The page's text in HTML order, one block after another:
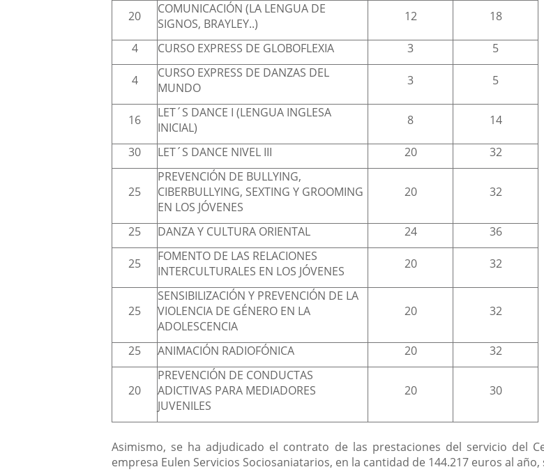
20
COMUNICACIÓN (LA LENGUA DE
SIGNOS, BRAYLEY..)
12 18
4 CURSO EXPRESS DE GLOBOFLEXIA 3 5
4
CURSO EXPRESS DE DANZAS DEL
MUNDO
3 5
16
LET´S DANCE I (LENGUA INGLESA
INICIAL)
8 14
30 LET´S DANCE NIVEL III 20 32
25
PREVENCIÓN DE BULLYING,
CIBERBULLYING, SEXTING Y GROOMING
EN LOS JÓVENES
20 32
25 DANZA Y CULTURA ORIENTAL 24 36
25
FOMENTO DE LAS RELACIONES
INTERCULTURALES EN LOS JÓVENES
20 32
25
SENSIBILIZACIÓN Y PREVENCIÓN DE LA
VIOLENCIA DE GÉNERO EN LA
ADOLESCENCIA
20 32
25 ANIMACIÓN RADIOFÓNICA 20 32
20
PREVENCIÓN DE CONDUCTAS
ADICTIVAS PARA MEDIADORES
JUVENILES
20 30
Asimismo, se ha adjudicado el contrato de las prestaciones del servicio del
empresa Eulen Servicios Sociosaniatarios, en la cantidad de 144.217 euros al